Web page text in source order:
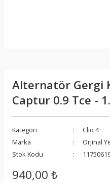
Alternatör Gergi
Captur 0.9 Tce -
Kategori
Clio 4
Marka
Orjinal
Stok Kodu
940,00 ₺